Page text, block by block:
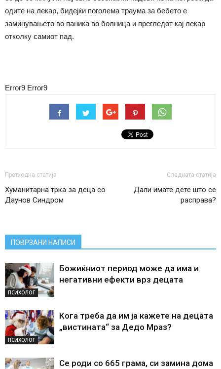
одите на лекар, бидејќи поголема траума за бебето е
заминувањето во паника во болница и прегледот кај лекар
отколку самиот пад.
Error9 Error9
Претходна статија
Хуманитарна трка за деца со
Даунов Синдром
Следната статија
Дали имате дете што се
расправа?
ПОВРЗАНИ НАПИСИ
ПСИХОЛОГ
Божиќниот период може да има и
негативни ефекти врз децата
ПСИХОЛОГ
Кога треба да им ја кажете на децата
„вистината“ за Дедо Мраз?
Се роди со 665 грама, си замина дома